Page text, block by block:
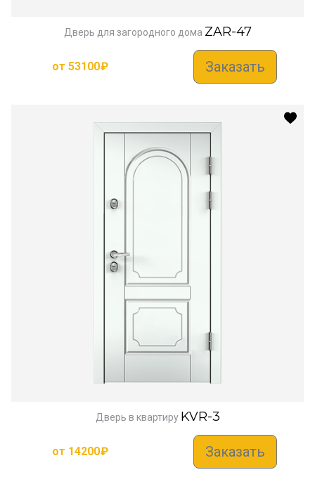
Дверь для загородного дома ZAR-47
от 53100₽ Заказать
Дверь в квартиру KVR-3
от 14200₽ Заказать